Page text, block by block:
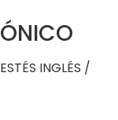
INGLÉS /